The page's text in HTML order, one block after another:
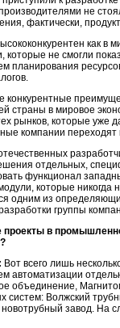
не
фактически,
как в
которые не смогли
планирования
конкурентные
страны в мировое
рынков, которые уже
компании
отдельных,
функционал
которые
одним из
группы
проекты в
Вот всего лишь
автоматизации
объединение,
Волжский
новотрубный завод. На